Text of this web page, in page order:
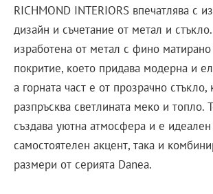
RICHMOND INTERIORS впечатлява с
дизайн и съчетание от метал и
изработена от метал с фино матирано
покритие, което придава модерна и
а горната част е от прозрачно стъкло,
разпръсква светлината меко и топло.
създава уютна атмосфера и е идеален
самостоятелен акцент, така и
размери от серията Danea.